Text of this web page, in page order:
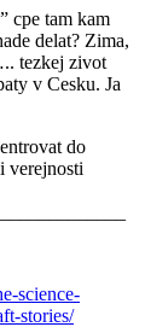
cpe tam kam
delat? Zima,
tezkej zivot
v Cesku. Ja
do
verejnosti
science-
stories/